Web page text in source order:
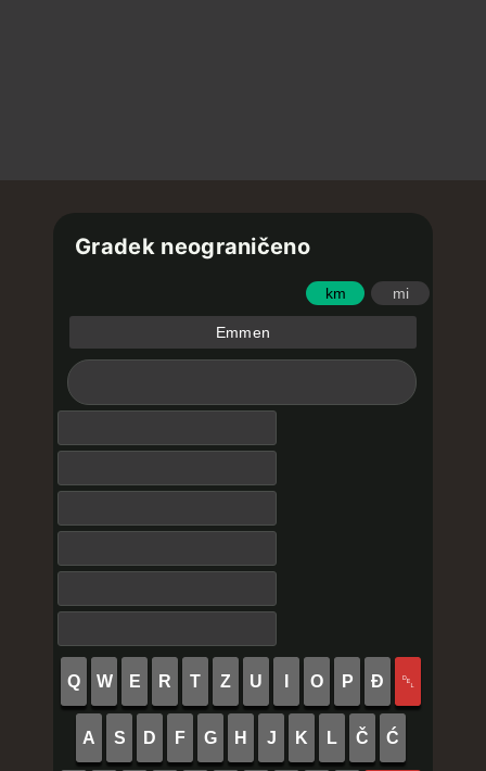
Gradek neograničeno
km mi
Emmen
Q W E R T Z U O P Đ ␡
A S D F G H J K L Č Ć